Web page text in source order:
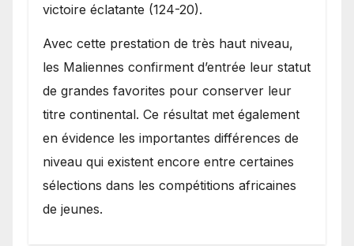
victoire éclatante (124-20).
Avec cette prestation de très haut niveau,
les Maliennes confirment d’entrée leur statut
de grandes favorites pour conserver leur
titre continental. Ce résultat met également
en évidence les importantes différences de
niveau qui existent encore entre certaines
sélections dans les compétitions africaines
de jeunes.